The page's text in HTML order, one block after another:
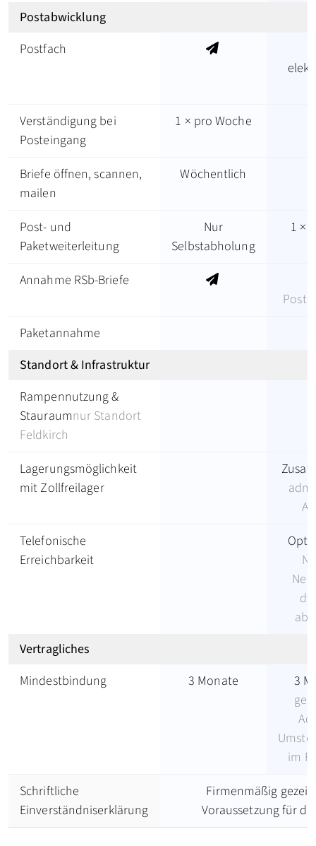
Postabwicklung
Postfach
Verständigung bei
Posteingang
1 × pro Woche
Briefe öffnen, scannen,
mailen
Wöchentlich
Post- und
Paketweiterleitung
Nur
Selbstabholung
1 ×
Annahme RSb-Briefe
Paketannahme
Standort & Infrastruktur
Rampennutzung &
Stauraumnur Standort
Feldkirch
Lagerungsmöglichkeit
mit Zollfreilager
Telefonische
Erreichbarkeit
Vertragliches
Mindestbindung
3 Monate
3
im
Schriftliche
Einverständniserklärung
Firmenmäßig
Voraussetzung für